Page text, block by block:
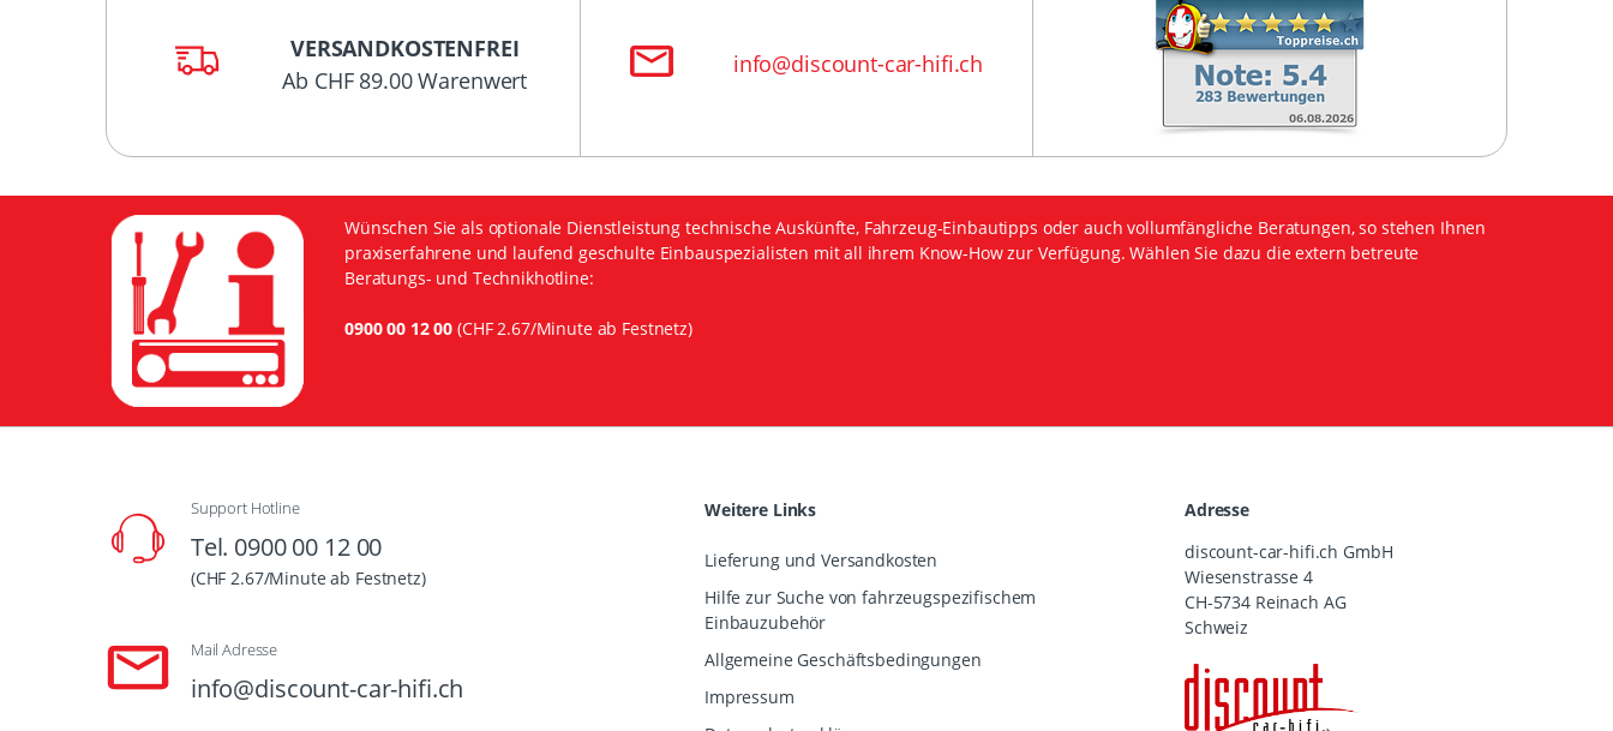
VERSANDKOSTENFREI
Ab CHF 89.00 Warenwert
info@discount-car-hifi.ch
Wünschen Sie als optionale Dienstleistung technische Auskünfte, Fahrzeug-Einbautipps oder auch vollumfängliche Beratungen, so stehen Ihnen
praxiserfahrene und laufend geschulte Einbauspezialisten mit all ihrem Know-How zur Verfügung. Wählen Sie dazu die extern betreute
Beratungs- und Technikhotline:
0900 00 12 00 (CHF 2.67/Minute ab Festnetz)
Support Hotline
Tel. 0900 00 12 00
(CHF 2.67/Minute ab Festnetz)
Mail Adresse
info@discount-car-hifi.ch
Weitere Links
Lieferung und Versandkosten
Hilfe zur Suche von fahrzeugspezifischem
Einbauzubehör
Allgemeine Geschäftsbedingungen
Impressum
Adresse
discount-car-hifi.ch GmbH
Wiesenstrasse 4
CH-5734 Reinach AG
Schweiz